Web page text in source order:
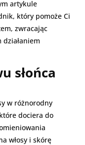
artykule
który pomoże Ci
zwracając
słońca
w różnorodny
dociera do
włosy i skórę